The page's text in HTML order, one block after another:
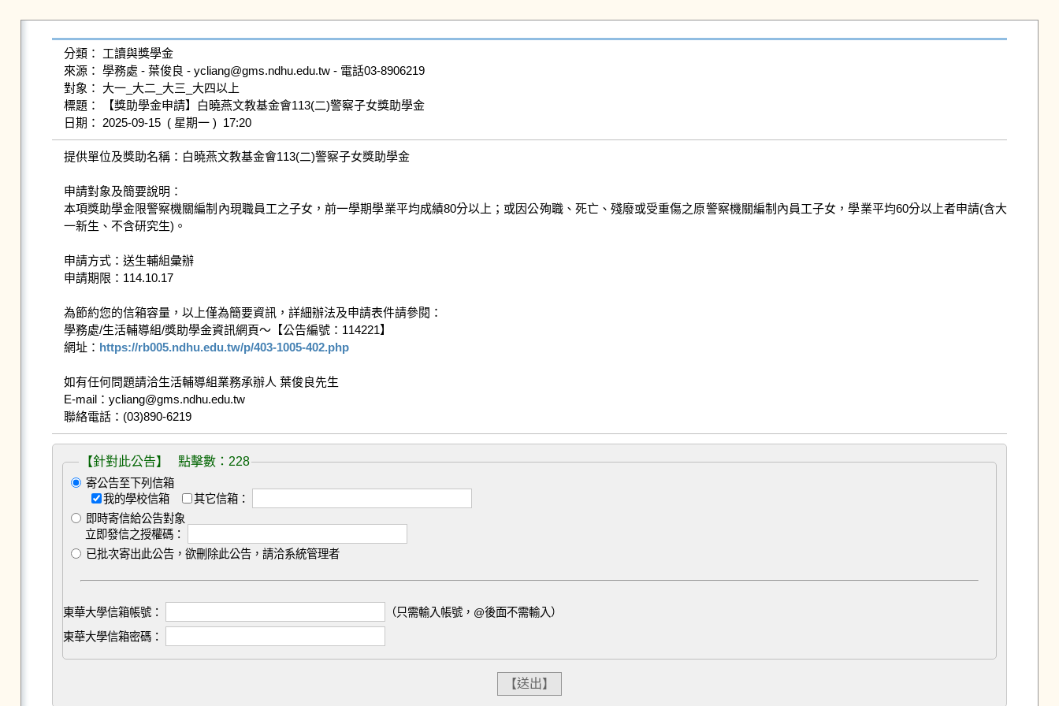
分類： 工讀與獎學金
來源： 學務處 - 葉俊良 - ycliang@gms.ndhu.edu.tw - 電話03-8906219
對象： 大一_大二_大三_大四以上
標題： 【獎助學金申請】白曉燕文教基金會113(二)警察子女獎助學金
日期： 2025-09-15  ( 星期一 )  17:20
提供單位及獎助名稱：白曉燕文教基金會113(二)警察子女獎助學金
申請對象及簡要說明：
本項獎助學金限警察機關編制內現職員工之子女，前一學期學業平均成績80分以上；或因公殉職、死亡、殘廢或受重傷之原警察機關編制內員工子女，學業平均60分以上者申請(含大
一新生、不含研究生)。
申請方式：送生輔組彙辦
申請期限：114.10.17
為節約您的信箱容量，以上僅為簡要資訊，詳細辦法及申請表件請參閱：
學務處/生活輔導組/獎助學金資訊網頁～【公告編號：114221】
網址： https://rb005.ndhu.edu.tw/p/403-1005-402.php
如有任何問題請洽生活輔導組業務承辦人 葉俊良先生
E-mail：ycliang@gms.ndhu.edu.tw
聯絡電話：(03)890-6219
【針對此公告】 點擊數：228
寄公告至下列信箱
我的學校信箱
其它信箱：
即時寄信給公告對象
立即發信之授權碼：
已批次寄出此公告，欲刪除此公告，請洽系統管理者
東華大學信箱帳號：
（只需輸入帳號，@後面不需輸入）
東華大學信箱密碼：